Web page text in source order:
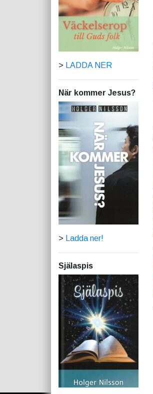
> LADDA NER
När kommer Jesus?
> Ladda ner!
Själaspis